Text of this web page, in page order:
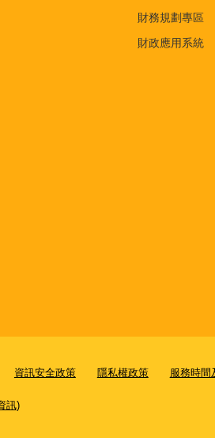
財務規劃專區
財政應用系統
資訊安全政策 隱私權政策 服務時間
訊)